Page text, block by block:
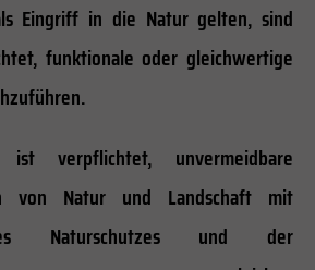
Eingriff in die Natur gelten, sind
funktionale oder gleichwertige
ist verpflichtet, unvermeidbare
von Natur und Landschaft mit
Naturschutzes und der